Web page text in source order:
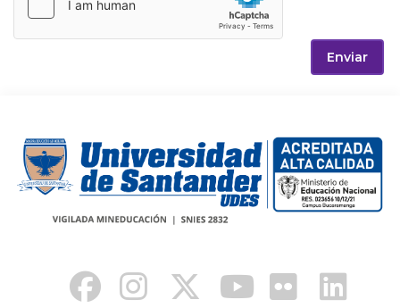
Enviar